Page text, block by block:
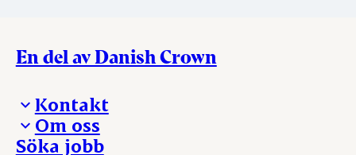
En del av Danish Crown
Kontakt
Presskontakt – För dig som är journalist
Reklamation
Om oss
Söka jobb